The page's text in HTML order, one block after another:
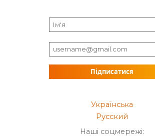
Підписатися
Українська
Русский
Наші соцмережі: